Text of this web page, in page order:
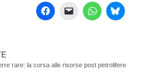
rare: la corsa alle risorse post petrolifere